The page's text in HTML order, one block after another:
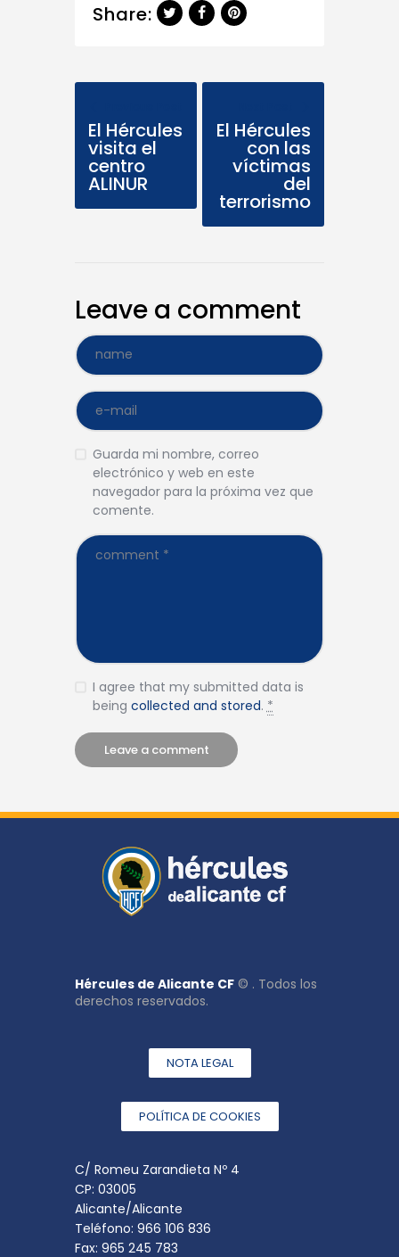
Share:
El Hércules
visita el
centro
ALINUR
El Hércules
con las
víctimas
del
terrorismo
Leave a comment
Guarda mi nombre, correo
electrónico y web en este
navegador para la próxima vez que
comente.
I agree that my submitted data is
being collected and stored.*
Hércules de Alicante CF © . Todos los
derechos reservados.
NOTA LEGAL
POLÍTICA DE COOKIES
C/ Romeu Zarandieta Nº 4
CP: 03005
Alicante/Alicante
Teléfono: 966 106 836
Fax: 965 245 783